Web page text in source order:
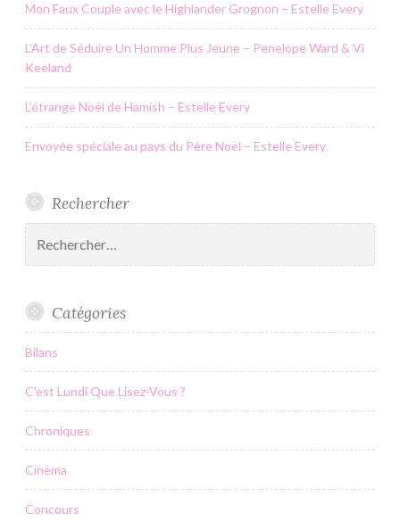
Mon Faux Couple avec le Highlander Grognon – Estelle Every
L’Art de Séduire Un Homme Plus Jeune – Penelope Ward & Vi
Keeland
L’étrange Noël de Hamish – Estelle Every
Envoyée spéciale au pays du Père Noël – Estelle Every
Rechercher
Catégories
Bilans
C'est Lundi Que Lisez-Vous ?
Chroniques
Cinéma
Concours